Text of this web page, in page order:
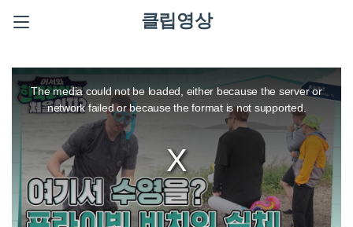
클립영상
modal
window.
The media could not be loaded, either because the server or
network failed or because the format is not supported.